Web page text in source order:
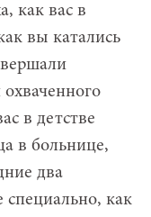
как вас в
вы катались
в детстве
в больнице,
два
как